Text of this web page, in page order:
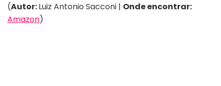
(Autor:Luiz Antonio Sacconi | Onde encontrar:
Amazon)